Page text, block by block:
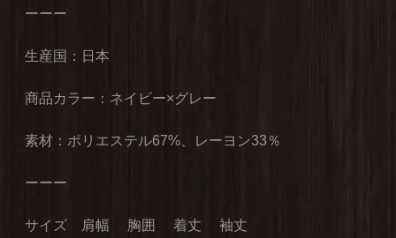
ーーー
生産国：日本
商品カラー：ネイビー×グレー
素材：ポリエステル67%、レーヨン33％
ーーー
サイズ 肩幅 胸囲 着丈 袖丈